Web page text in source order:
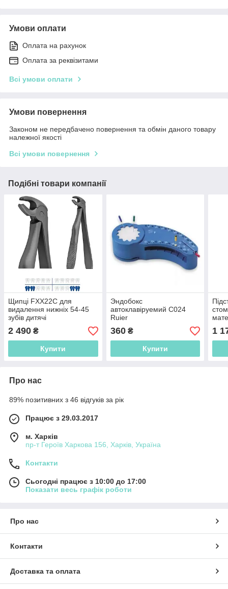
Умови оплати
Оплата на рахунок
Оплата за реквізитами
Всі умови оплати
Умови повернення
Законом не передбачено повернення та обмін даного товару
належної якості
Всі умови повернення
Подібні товари компанії
Щипці FXX22C для
видалення нижніх 54-45
зубів дитячі
2 490 ₴
Купити
Эндобокс
автоклавіруемий C024
Ruier
360₴
Купити
1
Про нас
89% позитивних з 46 відгуків за рік
Працює з 29.03.2017
м. Харків
пр-т Героїв Харкова 156, Харків, Україна
Контакти
Сьогодні працює з 10:00 до 17:00
Показати весь графік роботи
Про нас
Контакти
Доставка та оплата